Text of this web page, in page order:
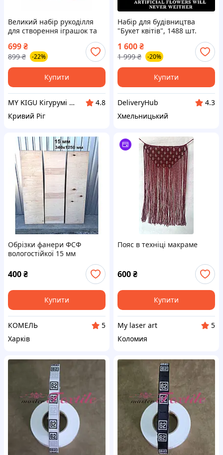
Великий набір рукоділля
для створення іграшок та
аплікацій 2000 деталей для
творчості та розвитку дітей
(60198/K)
699₴
899 ₴ -22%
Купити
MY KIGU Кігурумі для вієї родини!
4.8
Кривий Ріг
Набір для будівництва
"Букет квітів", 1488 шт.
будівельних блоків
1 600₴
1 999 ₴ -20%
Купити
DeliveryHub
4.3
Хмельницький
Обрізки фанери ФСФ
вологостійкої 15 мм
(ОДЕК Україна).
Розпродаж!!!
400₴
Купити
КОМЕЛЬ
5
Харків
Пояс в техніці макраме
600₴
Купити
My laser art
5
Коломия